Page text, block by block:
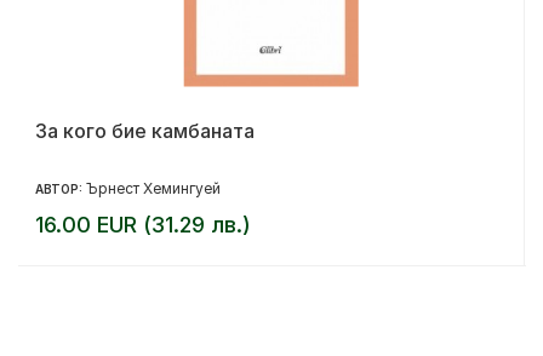
За кого бие камбаната
АВТОР: Ърнест Хемингуей
16.00 EUR (31.29 лв.)